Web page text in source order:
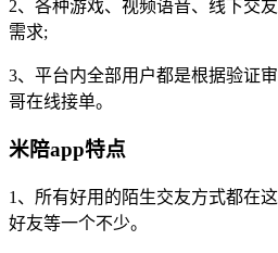
2、各种游戏、视频语音、线下交
需求;
3、平台内全部用户都是根据验证
哥在线接单。
米陪app特点
1、所有好用的陌生交友方式都在
好友等一个不少。